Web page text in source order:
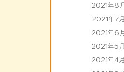
2021年8月
2021年7月
2021年6月
2021年5月
2021年4月